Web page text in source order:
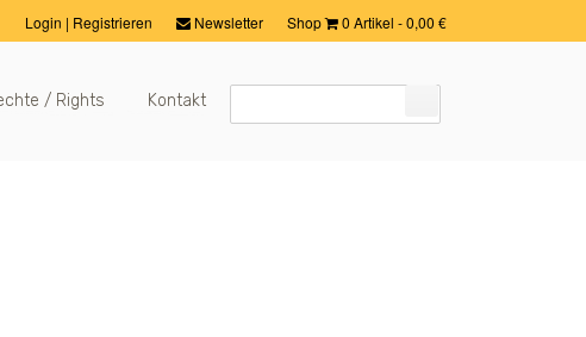
Shop 0 Artikel -0,00 €
Newsletter
Login | Registrieren
/ Rights Kontakt